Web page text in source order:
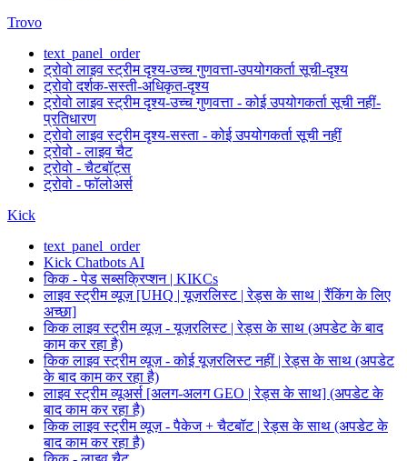
Trovo
text_panel_order
ट्रोवो लाइव स्ट्रीम दृश्य-उच्च गुणवत्ता-उपयोगकर्ता सूची-दृश्य
ट्रोवो दर्शक-सस्ती-अधिकृत-दृश्य
ट्रोवो लाइव स्ट्रीम दृश्य-उच्च गुणवत्ता - कोई उपयोगकर्ता सूची नहीं-
प्रतिधारण
ट्रोवो लाइव स्ट्रीम दृश्य-सस्ता - कोई उपयोगकर्ता सूची नहीं
ट्रोवो - लाइव चैट
ट्रोवो - चैटबॉट्स
ट्रोवो - फॉलोअर्स
Kick
text_panel_order
Kick Chatbots AI
किक - पेड सब्सक्रिप्शन | KIKCs
लाइव स्ट्रीम व्यूज़ [UHQ | यूज़रलिस्ट | रेड्स के साथ | रैंकिंग के लिए
अच्छा]
किक लाइव स्ट्रीम व्यूज़ - यूज़रलिस्ट | रेड्स के साथ (अपडेट के बाद
काम कर रहा है)
किक लाइव स्ट्रीम व्यूज़ - कोई यूज़रलिस्ट नहीं | रेड्स के साथ (अपडेट
के बाद काम कर रहा है)
लाइव स्ट्रीम व्यूअर्स [अलग-अलग GEO | रेड्स के साथ] (अपडेट के
बाद काम कर रहा है)
किक लाइव स्ट्रीम व्यूज़ - पैकेज + चैटबॉट | रेड्स के साथ (अपडेट के
बाद काम कर रहा है)